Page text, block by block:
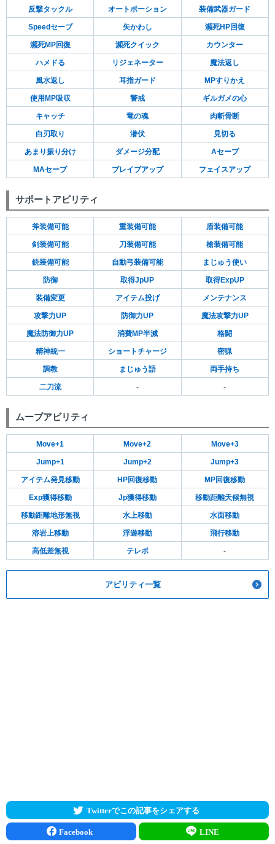
反撃タックル オートポーション 装備武器ガード
Speedセーブ 矢かわし 瀕死HP回復
瀕死MP回復 瀕死クイック カウンター
ハメドる リジェネーター 魔法返し
風水返し 耳指ガード MPすりかえ
使用MP吸収 警戒 ギルガメの心
キャッチ 竜の魂 肉斬骨断
白刃取り 潜伏 見切る
あまり振り分け ダメージ分配 Aセーブ
MAセーブ ブレイブアップ フェイスアップ
サポートアビリティ
斧装備可能 重装備可能 盾装備可能
剣装備可能 刀装備可能 槍装備可能
銃装備可能 自動弓装備可能 まじゅう使い
防御 取得JpUP 取得ExpUP
装備変更 アイテム投げ メンテナンス
攻撃力UP 防御力UP 魔法攻撃力UP
魔法防御力UP 消費MP半減 格闘
精神統一 ショートチャージ 密猟
調教 まじゅう語 両手持ち
二刀流 - -
ムーブアビリティ
Move+1 Move+2 Move+3
Jump+1 Jump+2 Jump+3
アイテム発見移動 HP回復移動 MP回復移動
Exp獲得移動 Jp獲得移動 移動距離天候無視
移動距離地形無視 水上移動 水面移動
溶岩上移動 浮遊移動 飛行移動
高低差無視 テレポ -
アビリティ一覧
Twitterでこの記事をシェアする
Facebook LINE